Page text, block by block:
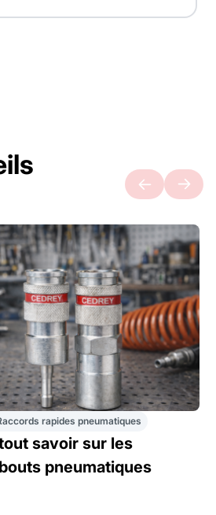
rapides pneumatiques
savoir sur les
pneumatiques